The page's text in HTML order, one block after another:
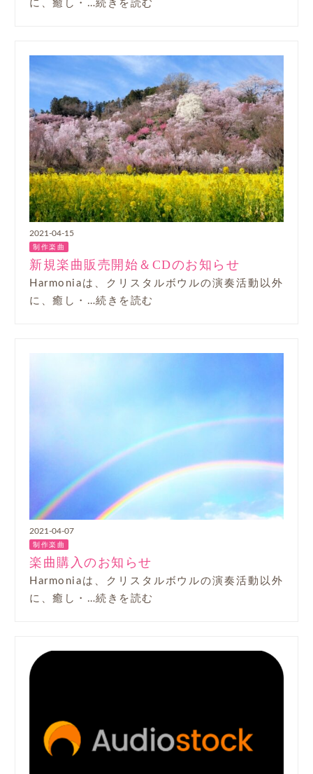
に、癒し・…続きを読む
2021-04-15
制作楽曲
新規楽曲販売開始＆CDのお知らせ
Harmoniaは、クリスタルボウルの演奏活動以外
に、癒し・…続きを読む
2021-04-07
制作楽曲
楽曲購入のお知らせ
Harmoniaは、クリスタルボウルの演奏活動以外
に、癒し・…続きを読む